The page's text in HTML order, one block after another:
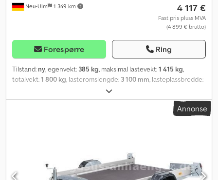
Neu-Ulm 1 349 km 4 117 €
Fast pris pluss MVA
(4 899 € brutto)
Forespørre Ring
Tilstand: ny, egenvekt: 385 kg, maksimal lastevekt:1 415 kg,
totalvekt:1 800 kg , lasteromslengde: 3 100 mm , lasteplassbredde:
150 mm
annen, byggehøyde:670 mm, arbeidsbredde:2 450 mm,
Annonse